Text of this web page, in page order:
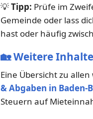
💡Tipp: Prüfe im
Gemeinde oder lass
hast oder häufig
🏡Weitere
Eine Übersicht zu
& Abgaben in Baden-
Steuern auf